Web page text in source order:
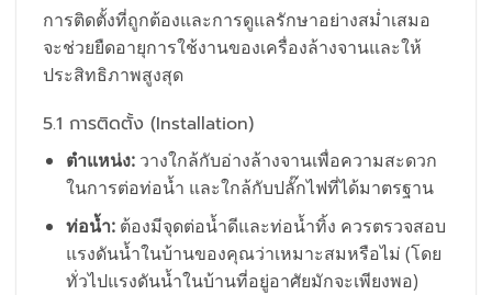
การติดตั้งที่ถูกต้องและการดูแลรักษาอย่างสม่ำเสมอ
จะช่วยยืดอายุการใช้งานของเครื่องล้างจานและให้
ประสิทธิภาพสูงสุด
5.1 การติดตั้ง (Installation)
ตำแหน่ง:วางใกล้กับอ่างล้างจานเพื่อความสะดวก
ในการต่อท่อน้ำ และใกล้กับปลั๊กไฟที่ได้มาตรฐาน
ท่อน้ำ:ต้องมีจุดต่อน้ำดีและท่อน้ำทิ้ง ควรตรวจสอบ
แรงดันน้ำในบ้านของคุณว่าเหมาะสมหรือไม่ (โดย
ทั่วไปแรงดันน้ำในบ้านที่อยู่อาศัยมักจะเพียงพอ)